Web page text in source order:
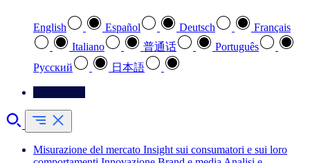
English Español Deutsch
Français
Italiano
普通话
Português
Pусский
日本語
Misurazione del mercato Insight sui consumatori e sui loro